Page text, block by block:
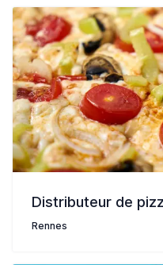
Distributeur de
Rennes